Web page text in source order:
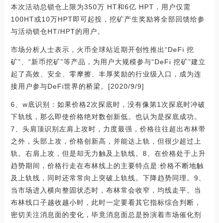
本次活动总锁仓上限为350万 HT和6亿 HPT，用户仅需
100HT或10万HPT即可起投，挖矿产生奖励将全部回馈给参
与活动锁仓HT/HPT的用户。
市场分析人士表示，火币全球站近期开创性推出“DeFi 挖
矿”、“新币挖矿”等产品，为用户大规模参与“DeFi 挖矿”建立
起了高效、安全、零摩擦、丰厚奖励的行业级入口，成为连
接用户参与DeFi世界的桥梁。[2020/9/9]
6、w底识别：如果价格2次探底时，没有像第1次探底时冲破
下轨线，那么即使价格绝对数创新低。也认为是探底成功。
7、头肩顶识别左肩上攻时，力度最强，价格往往超出布林带
之外，头部上攻，价格创新高，并能达上轨，但很少超过上
轨。右肩上攻，但是却无力触及上轨线。8、在价格处于上升
趋势期间，价格行走在布林线上的主要特点是:价格不断地触
及上轨线，同时还常常向上突破上轨线。下降趋势同理。9、
当市场进入横向整固状态时，布林常会收窄，均线走平。当
布林线口子越收越小时，此时一定要看其它指标综合判断，
密切关注消息面的变化，毕竟消息面总是扮演着市场催化剂